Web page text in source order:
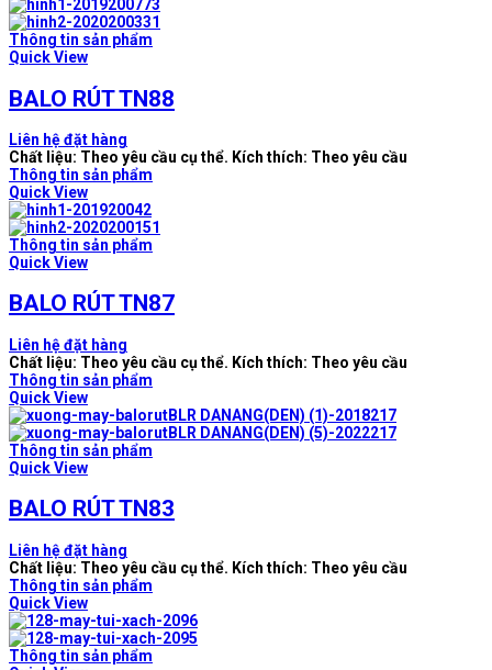
Thông tin sản phẩm
Quick View
BALO RÚT TN88
Liên hệ đặt hàng
Chất liệu: Theo yêu cầu cụ thể. Kích thích: Theo yêu cầu
Thông tin sản phẩm
Quick View
Thông tin sản phẩm
Quick View
BALO RÚT TN87
Liên hệ đặt hàng
Chất liệu: Theo yêu cầu cụ thể. Kích thích: Theo yêu cầu
Thông tin sản phẩm
Quick View
Thông tin sản phẩm
Quick View
BALO RÚT TN83
Liên hệ đặt hàng
Chất liệu: Theo yêu cầu cụ thể. Kích thích: Theo yêu cầu
Thông tin sản phẩm
Quick View
Thông tin sản phẩm